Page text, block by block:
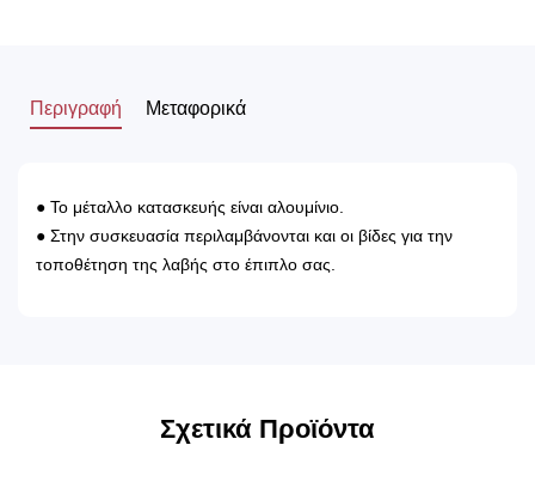
Περιγραφή Μεταφορικά
● Το μέταλλο κατασκευής είναι αλουμίνιο.
● Στην συσκευασία περιλαμβάνονται και οι βίδες για την
τοποθέτηση της λαβής στο έπιπλο σας.
Σχετικά Προϊόντα